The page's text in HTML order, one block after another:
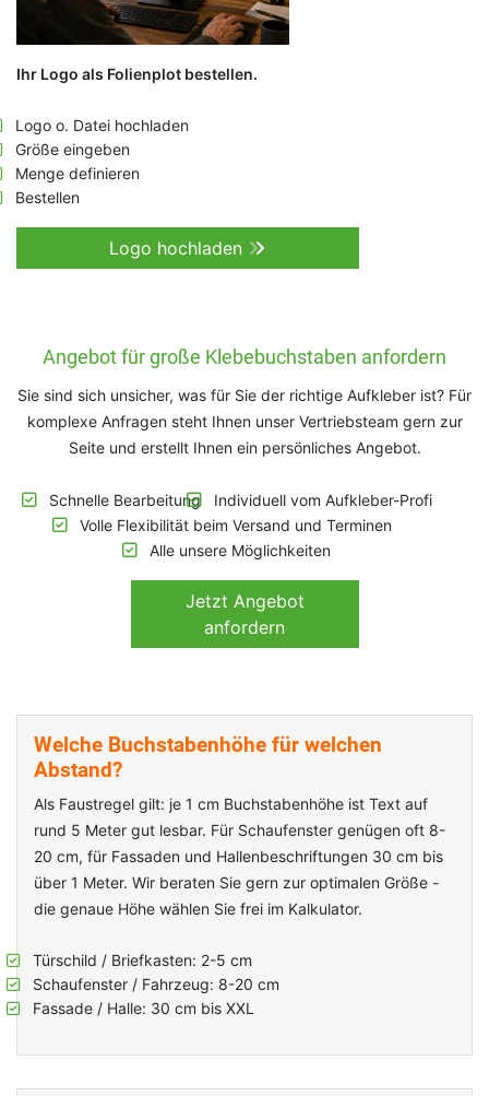
Ihr Logo als Folienplot bestellen.
Logo o. Datei hochladen
Größe eingeben
Menge definieren
Bestellen
Logo hochladen
Angebot für große Klebebuchstaben anfordern
Sie sind sich unsicher, was für Sie der richtige Aufkleber ist? Für
komplexe Anfragen steht Ihnen unser Vertriebsteam gern zur
Seite und erstellt Ihnen ein persönliches Angebot.
Schnelle Bearbeitung
Individuell vom Aufkleber-Profi
Volle Flexibilität beim Versand und Terminen
Alle unsere Möglichkeiten
Jetzt Angebot
anfordern
Welche Buchstabenhöhe für welchen
Abstand?
Als Faustregel gilt: je 1 cm Buchstabenhöhe ist Text auf
rund 5 Meter gut lesbar. Für Schaufenster genügen oft 8-
20 cm, für Fassaden und Hallenbeschriftungen 30 cm bis
über 1 Meter. Wir beraten Sie gern zur optimalen Größe -
die genaue Höhe wählen Sie frei im Kalkulator.
Türschild / Briefkasten: 2-5 cm
Schaufenster / Fahrzeug: 8-20 cm
Fassade / Halle: 30 cm bis XXL